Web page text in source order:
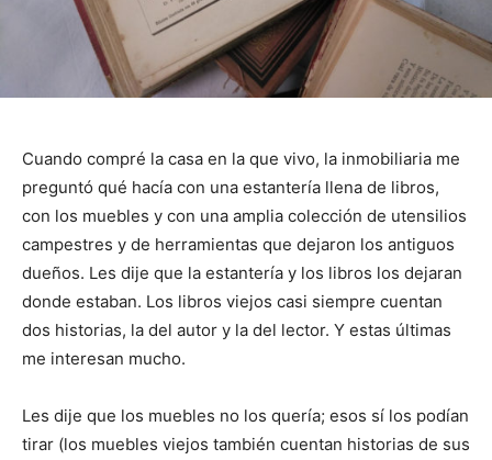
Cuando compré la casa en la que vivo, la inmobiliaria me
preguntó qué hacía con una estantería llena de libros,
con los muebles y con una amplia colección de utensilios
campestres y de herramientas que dejaron los antiguos
dueños. Les dije que la estantería y los libros los dejaran
donde estaban. Los libros viejos casi siempre cuentan
dos historias, la del autor y la del lector. Y estas últimas
me interesan mucho.
Les dije que los muebles no los quería; esos sí los podían
tirar (los muebles viejos también cuentan historias de sus